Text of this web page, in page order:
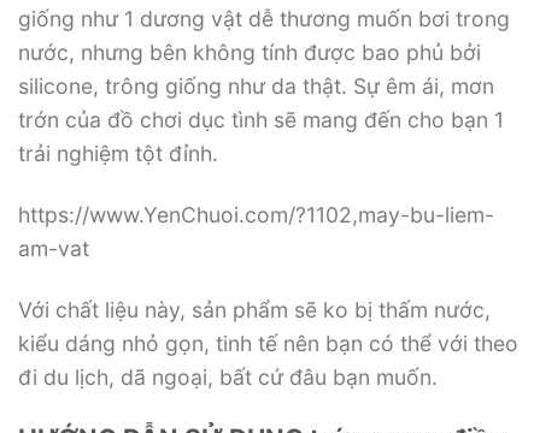
giống như 1 dương vật dễ thương muốn bơi trong
nước, nhưng bên không tính được bao phủ bởi
silicone, trông giống như da thật. Sự êm ái, mơn
trớn của đồ chơi dục tình sẽ mang đến cho bạn 1
trải nghiệm tột đỉnh.
https://www.YenChuoi.com/?1102,may-bu-liem-
am-vat
Với chất liệu này, sản phẩm sẽ ko bị thấm nước,
kiểu dáng nhỏ gọn, tinh tế nên bạn có thể với theo
đi du lịch, dã ngoại, bất cứ đâu bạn muốn.